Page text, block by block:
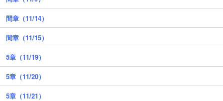
間章（11/14）
間章（11/15）
5章（11/19）
5章（11/20）
5章（11/21）